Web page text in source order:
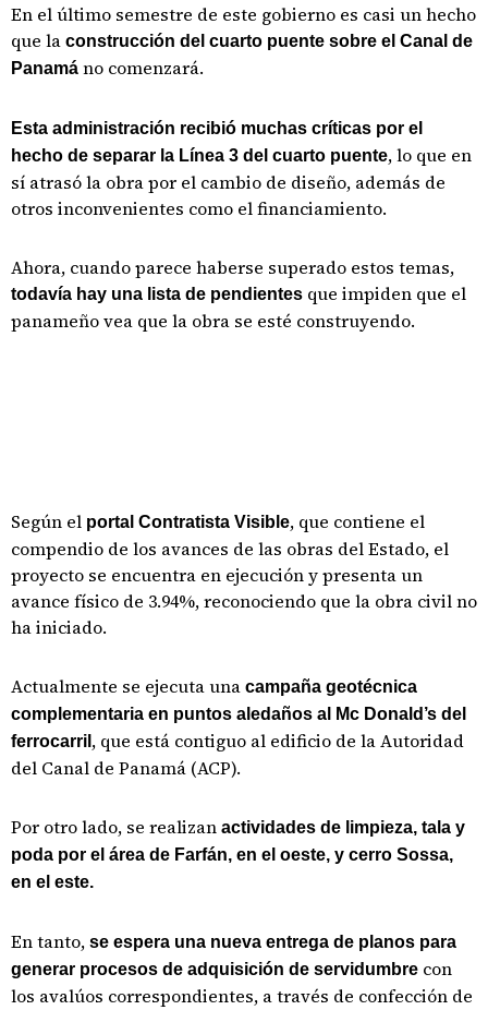
En el último semestre de este gobierno es casi un hecho
que la construcción del cuarto puente sobre el Canal de
Panamá no comenzará.
Esta administración recibió muchas críticas por el
hecho de separar la Línea 3 del cuarto puente, lo que en
sí atrasó la obra por el cambio de diseño, además de
otros inconvenientes como el financiamiento.
Ahora, cuando parece haberse superado estos temas,
todavía hay una lista de pendientes que impiden que el
panameño vea que la obra se esté construyendo.
Según el portal Contratista Visible, que contiene el
compendio de los avances de las obras del Estado, el
proyecto se encuentra en ejecución y presenta un
avance físico de 3.94%, reconociendo que la obra civil no
ha iniciado.
Actualmente se ejecuta una campaña geotécnica
complementaria en puntos aledaños al Mc Donald’s del
ferrocarril , que está contiguo al edificio de la Autoridad
del Canal de Panamá (ACP).
Por otro lado, se realizan actividades de limpieza, tala y
poda por el área de Farfán, en el oeste, y cerro Sossa,
en el este.
En tanto, se espera una nueva entrega de planos para
generar procesos de adquisición de servidumbre con
los avalúos correspondientes, a través de confección de